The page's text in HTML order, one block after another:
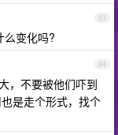
83
么变化吗?
84
，不要被他们吓到
是走个形式，找个